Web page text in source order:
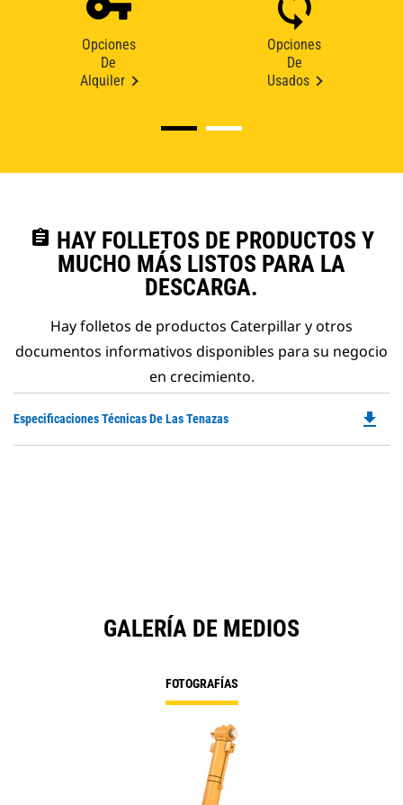
Opciones
De
Alquiler
Opciones
De
Usados
assignment HAY FOLLETOS DE PRODUCTOS Y
MUCHO MÁS LISTOS PARA LA
DESCARGA.
Hay folletos de productos Caterpillar y otros
documentos informativos disponibles para su negocio
en crecimiento.
Especificaciones Técnicas De Las Tenazas file_download
GALERÍA DE MEDIOS
FOTOGRAFÍAS